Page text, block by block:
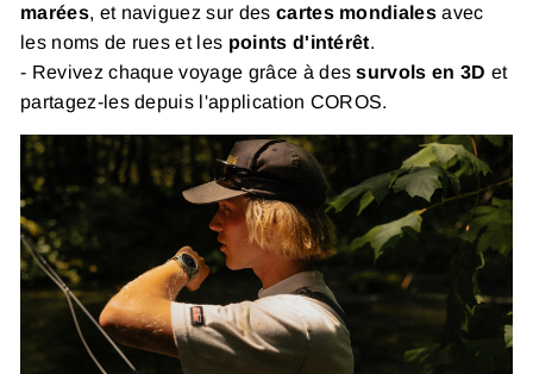
marées, et naviguez sur des cartes mondiales avec
les noms de rues et les points d'intérêt.
- Revivez chaque voyage grâce à dessurvols en 3D et
partagez-les depuis l'application COROS.